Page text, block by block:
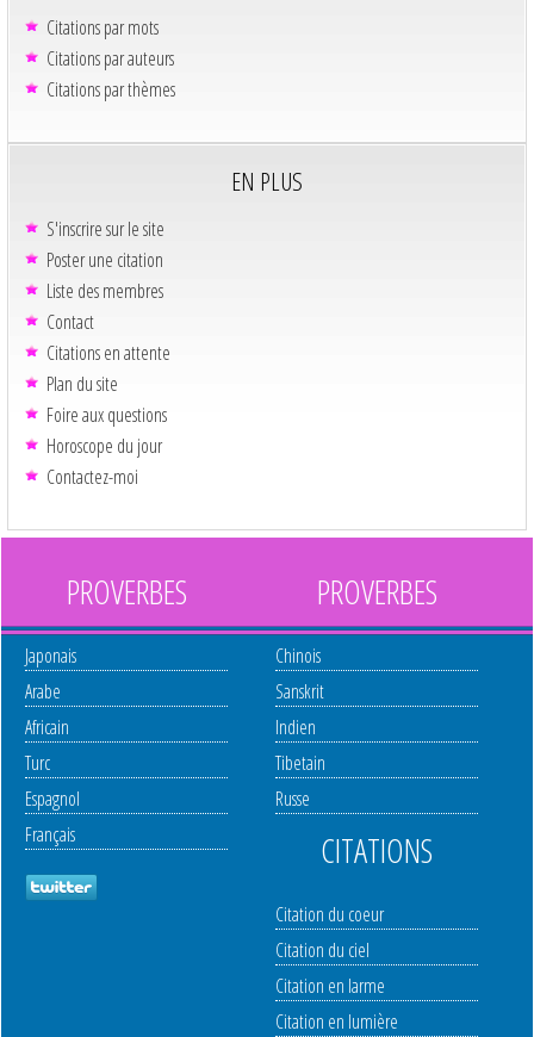
Citations par mots
Citations par auteurs
Citations par thèmes
EN PLUS
S'inscrire sur le site
Poster une citation
Liste des membres
Contact
Citations en attente
Plan du site
Foire aux questions
Horoscope du jour
Contactez-moi
PROVERBES
Japonais
Arabe
Africain
Turc
Espagnol
Français
PROVERBES
Chinois
Sanskrit
Indien
Tibetain
Russe
CITATIONS
Citation du coeur
Citation du ciel
Citation en larme
Citation en lumière